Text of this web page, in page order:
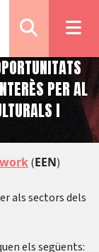
PER AL
I
(EEN)
als sectors dels
els següents: